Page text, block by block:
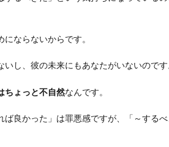
ならないからです。
し、彼の未来にもあなたがいないのです
ちょっと不自然なんです。
良かった」は罪悪感ですが、「～するべ